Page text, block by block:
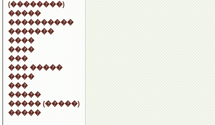
(��������)
�����
����������
�������
����
����
���
��� �����
����
���
�����
����� (�����)
�����